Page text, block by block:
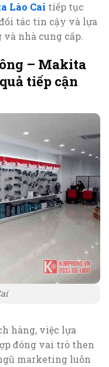
Lào Cai tiếp tục
tác tin cậy và lựa
nhà cung cấp.
– Makita
tiếp cận
hàng, việc lựa
đóng vai trò then
marketing luôn